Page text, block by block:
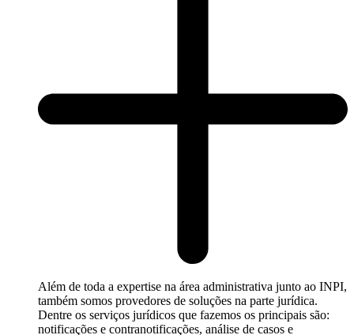
Além de toda a expertise na área administrativa junto ao INPI,
também somos provedores de soluções na parte jurídica.
Dentre os serviços jurídicos que fazemos os principais são:
notificações e contranotificações, análise de casos e